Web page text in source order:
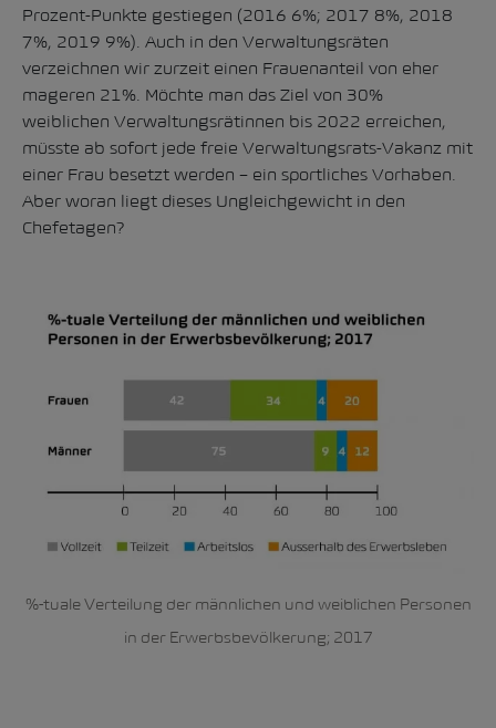
Prozent-Punkte gestiegen (2016 6%; 2017 8%, 2018
7%, 2019 9%). Auch in den Verwaltungsräten
verzeichnen wir zurzeit einen Frauenanteil von eher
mageren 21%. Möchte man das Ziel von 30%
weiblichen Verwaltungsrätinnen bis 2022 erreichen,
müsste ab sofort jede freie Verwaltungsrats-Vakanz mit
einer Frau besetzt werden – ein sportliches Vorhaben.
Aber woran liegt dieses Ungleichgewicht in den
Chefetagen?
%-tuale Verteilung der männlichen und weiblichen Personen
in der Erwerbsbevölkerung; 2017